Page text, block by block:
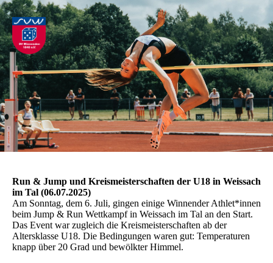
Run & Jump und Kreismeisterschaften der U18 in Weissach
im Tal (06.07.2025)
Am Sonntag, dem 6. Juli, gingen einige Winnender Athlet*innen
beim Jump & Run Wettkampf in Weissach im Tal an den Start.
Das Event war zugleich die Kreismeisterschaften ab der
Altersklasse U18. Die Bedingungen waren gut: Temperaturen
knapp über 20 Grad und bewölkter Himmel.